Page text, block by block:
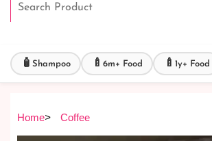
🧴 Shampoo 🍼 6m+ Food 🍼 1y+ Food
Home> Coffee